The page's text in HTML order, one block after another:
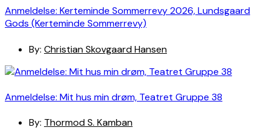
Anmeldelse: Kerteminde Sommerrevy 2026, Lundsgaard
Gods (Kerteminde Sommerrevy)
By: Christian Skovgaard Hansen
Anmeldelse: Mit hus min drøm, Teatret Gruppe 38
By: Thormod S. Kamban